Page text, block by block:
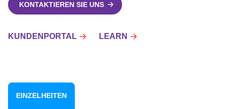
KONTAKTIEREN SIE UNS
KUNDENPORTAL LEARN
EINZELHEITEN